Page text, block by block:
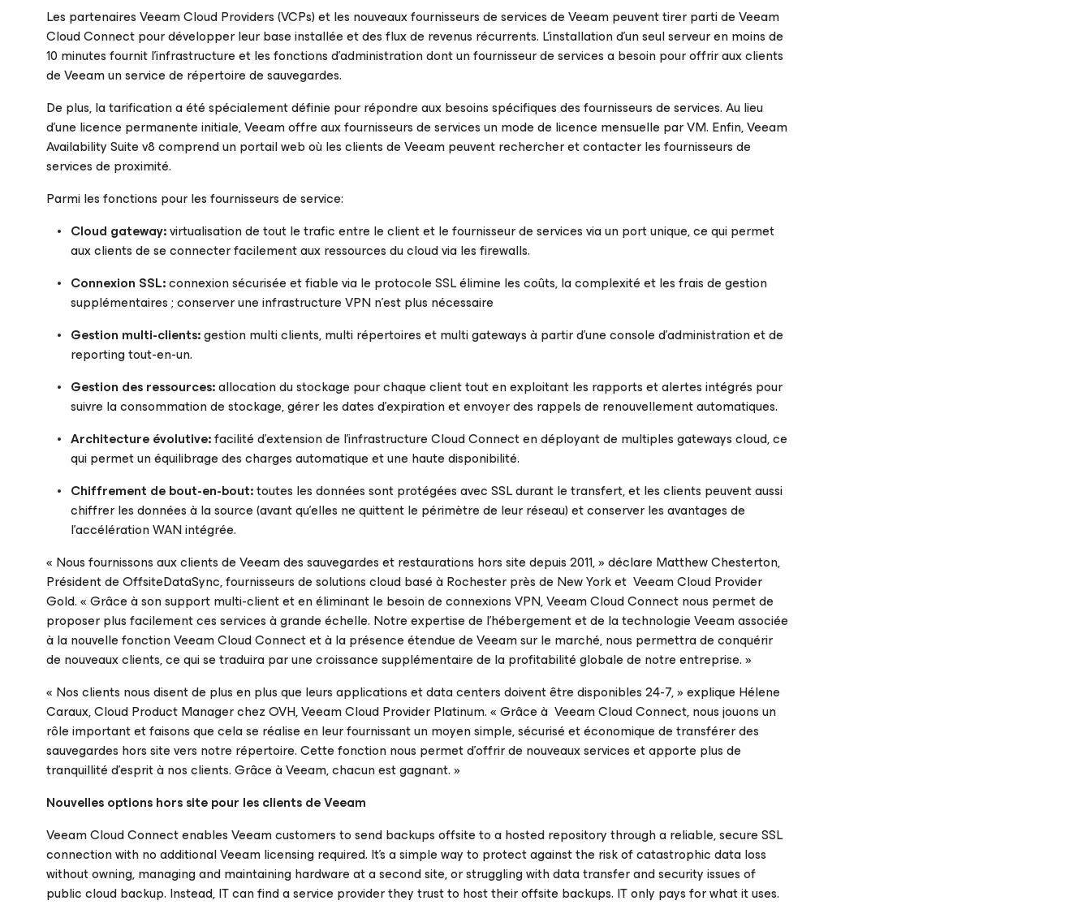
Les partenaires Veeam Cloud Providers (VCPs) et les nouveaux fournisseurs de services de Veeam peuvent tirer parti de Veeam
Cloud Connect pour développer leur base installée et des flux de revenus récurrents. L’installation d’un seul serveur en moins de
10 minutes fournit l’infrastructure et les fonctions d’administration dont un fournisseur de services a besoin pour offrir aux clients
de Veeam un service de répertoire de sauvegardes.
De plus, la tarification a été spécialement définie pour répondre aux besoins spécifiques des fournisseurs de services. Au lieu
d’une licence permanente initiale, Veeam offre aux fournisseurs de services un mode de licence mensuelle par VM. Enfin, Veeam
Availability Suite v8 comprend un portail web où les clients de Veeam peuvent rechercher et contacter les fournisseurs de
services de proximité.
Parmi les fonctions pour les fournisseurs de service:
Cloud gateway:virtualisation de tout le trafic entre le client et le fournisseur de services via un port unique, ce qui permet
aux clients de se connecter facilement aux ressources du cloud via les firewalls.
Connexion SSL:connexion sécurisée et fiable via le protocole SSL élimine les coûts, la complexité et les frais de gestion
supplémentaires ; conserver une infrastructure VPN n’est plus nécessaire
Gestion multi-clients:gestion multi clients, multi répertoires et multi gateways à partir d’une console d’administration et de
reporting tout-en-un.
Gestion des ressources:allocation du stockage pour chaque client tout en exploitant les rapports et alertes intégrés pour
suivre la consommation de stockage, gérer les dates d’expiration et envoyer des rappels de renouvellement automatiques.
Architecture évolutive:facilité d’extension de l’infrastructure Cloud Connect en déployant de multiples gateways cloud, ce
qui permet un équilibrage des charges automatique et une haute disponibilité.
Chiffrement de bout-en-bout:toutes les données sont protégées avec SSL durant le transfert, et les clients peuvent aussi
chiffrer les données à la source (avant qu’elles ne quittent le périmètre de leur réseau) et conserver les avantages de
l’accélération WAN intégrée.
« Nous fournissons aux clients de Veeam des sauvegardes et restaurations hors site depuis 2011, » déclare Matthew Chesterton,
Président de OffsiteDataSync, fournisseurs de solutions cloud basé à Rochester près de New York et Veeam Cloud Provider
Gold. « Grâce à son support multi-client et en éliminant le besoin de connexions VPN, Veeam Cloud Connect nous permet de
proposer plus facilement ces services à grande échelle. Notre expertise de l’hébergement et de la technologie Veeam associée
à la nouvelle fonction Veeam Cloud Connect et à la présence étendue de Veeam sur le marché, nous permettra de conquérir
de nouveaux clients, ce qui se traduira par une croissance supplémentaire de la profitabilité globale de notre entreprise. »
« Nos clients nous disent de plus en plus que leurs applications et data centers doivent être disponibles 24-7, » explique Hélene
Caraux, Cloud Product Manager chez OVH, Veeam Cloud Provider Platinum. « Grâce à Veeam Cloud Connect, nous jouons un
rôle important et faisons que cela se réalise en leur fournissant un moyen simple, sécurisé et économique de transférer des
sauvegardes hors site vers notre répertoire. Cette fonction nous permet d’offrir de nouveaux services et apporte plus de
tranquillité d’esprit à nos clients. Grâce à Veeam, chacun est gagnant. »
Nouvelles options hors site pour les clients de Veeam
Veeam Cloud Connect enables Veeam customers to send backups offsite to a hosted repository through a reliable, secure SSL
connection with no additional Veeam licensing required. It’s a simple way to protect against the risk of catastrophic data loss
without owning, managing and maintaining hardware at a second site, or struggling with data transfer and security issues of
public cloud backup. Instead, IT can find a service provider they trust to host their offsite backups. IT only pays for what it uses.